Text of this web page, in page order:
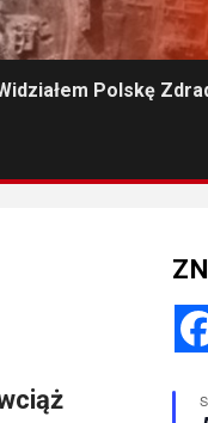
Polskę